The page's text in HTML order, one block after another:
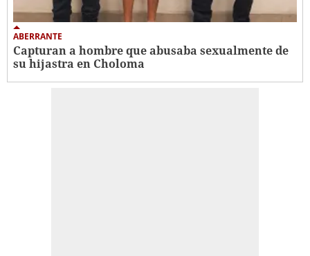
ABERRANTE
Capturan a hombre que abusaba sexualmente de
su hijastra en Choloma